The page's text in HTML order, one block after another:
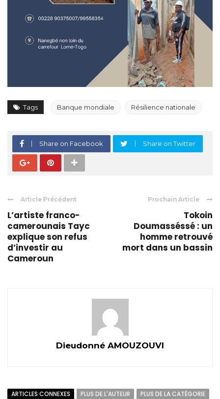
Tags Banque mondiale Résilience nationale
Share on Facebook Share on Twitter
Article Précédent
L’artiste franco-
camerounais Tayc
explique son refus
d’investir au
Cameroun
Prochain Article
Tokoin
Doumasséssé : un
homme retrouvé
mort dans un bassin
Dieudonné AMOUZOUVI
ARTICLES CONNEXES PLUS DE L'AUTEUR PLUS DE LA CATÉGORIE